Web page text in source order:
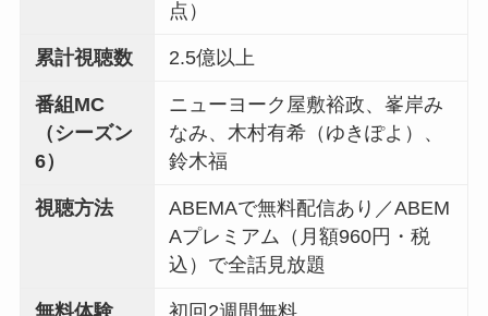
点）
累計視聴数 2.5億以上
番組MC
（シーズン
6）
ニューヨーク屋敷裕政、峯岸み
なみ、木村有希（ゆきぽよ）、
鈴木福
視聴方法
ABEMAで無料配信あり／ABEM
Aプレミアム（月額960円・税
込）で全話見放題
無料体験 初回2週間無料